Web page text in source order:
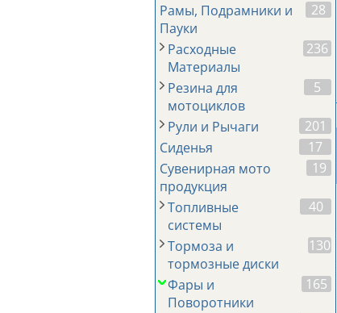
Рамы, Подрамники и
Пауки
28
Расходные
Материалы
236
Резина для
мотоциклов
5
Рули и Рычаги
201
Сиденья
17
Сувенирная мото
продукция
19
Топливные
системы
40
Тормоза и
тормозные диски
130
Фары и
Поворотники
165